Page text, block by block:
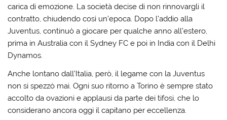
carica di emozione. La società decise di non rinnovargli il
contratto, chiudendo così un’epoca. Dopo l’addio alla
Juventus, continuò a giocare per qualche anno all’estero,
prima in Australia con il Sydney FC e poi in India con il Delhi
Dynamos.
Anche lontano dall’Italia, però, il legame con la Juventus
non si spezzò mai. Ogni suo ritorno a Torino è sempre stato
accolto da ovazioni e applausi da parte dei tifosi, che lo
considerano ancora oggi il capitano per eccellenza.